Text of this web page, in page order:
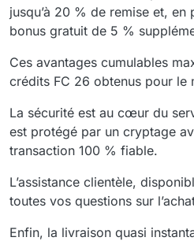
jusqu’à 20 % de remise et, en
bonus gratuit de 5 %
Ces avantages cumulables
crédits FC 26 obtenus pour le
La sécurité est au cœur du
est protégé par un cryptage
transaction 100 % fiable.
L’assistance clientèle,
toutes vos questions sur
Enfin, la livraison quasi